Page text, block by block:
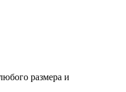
размера и